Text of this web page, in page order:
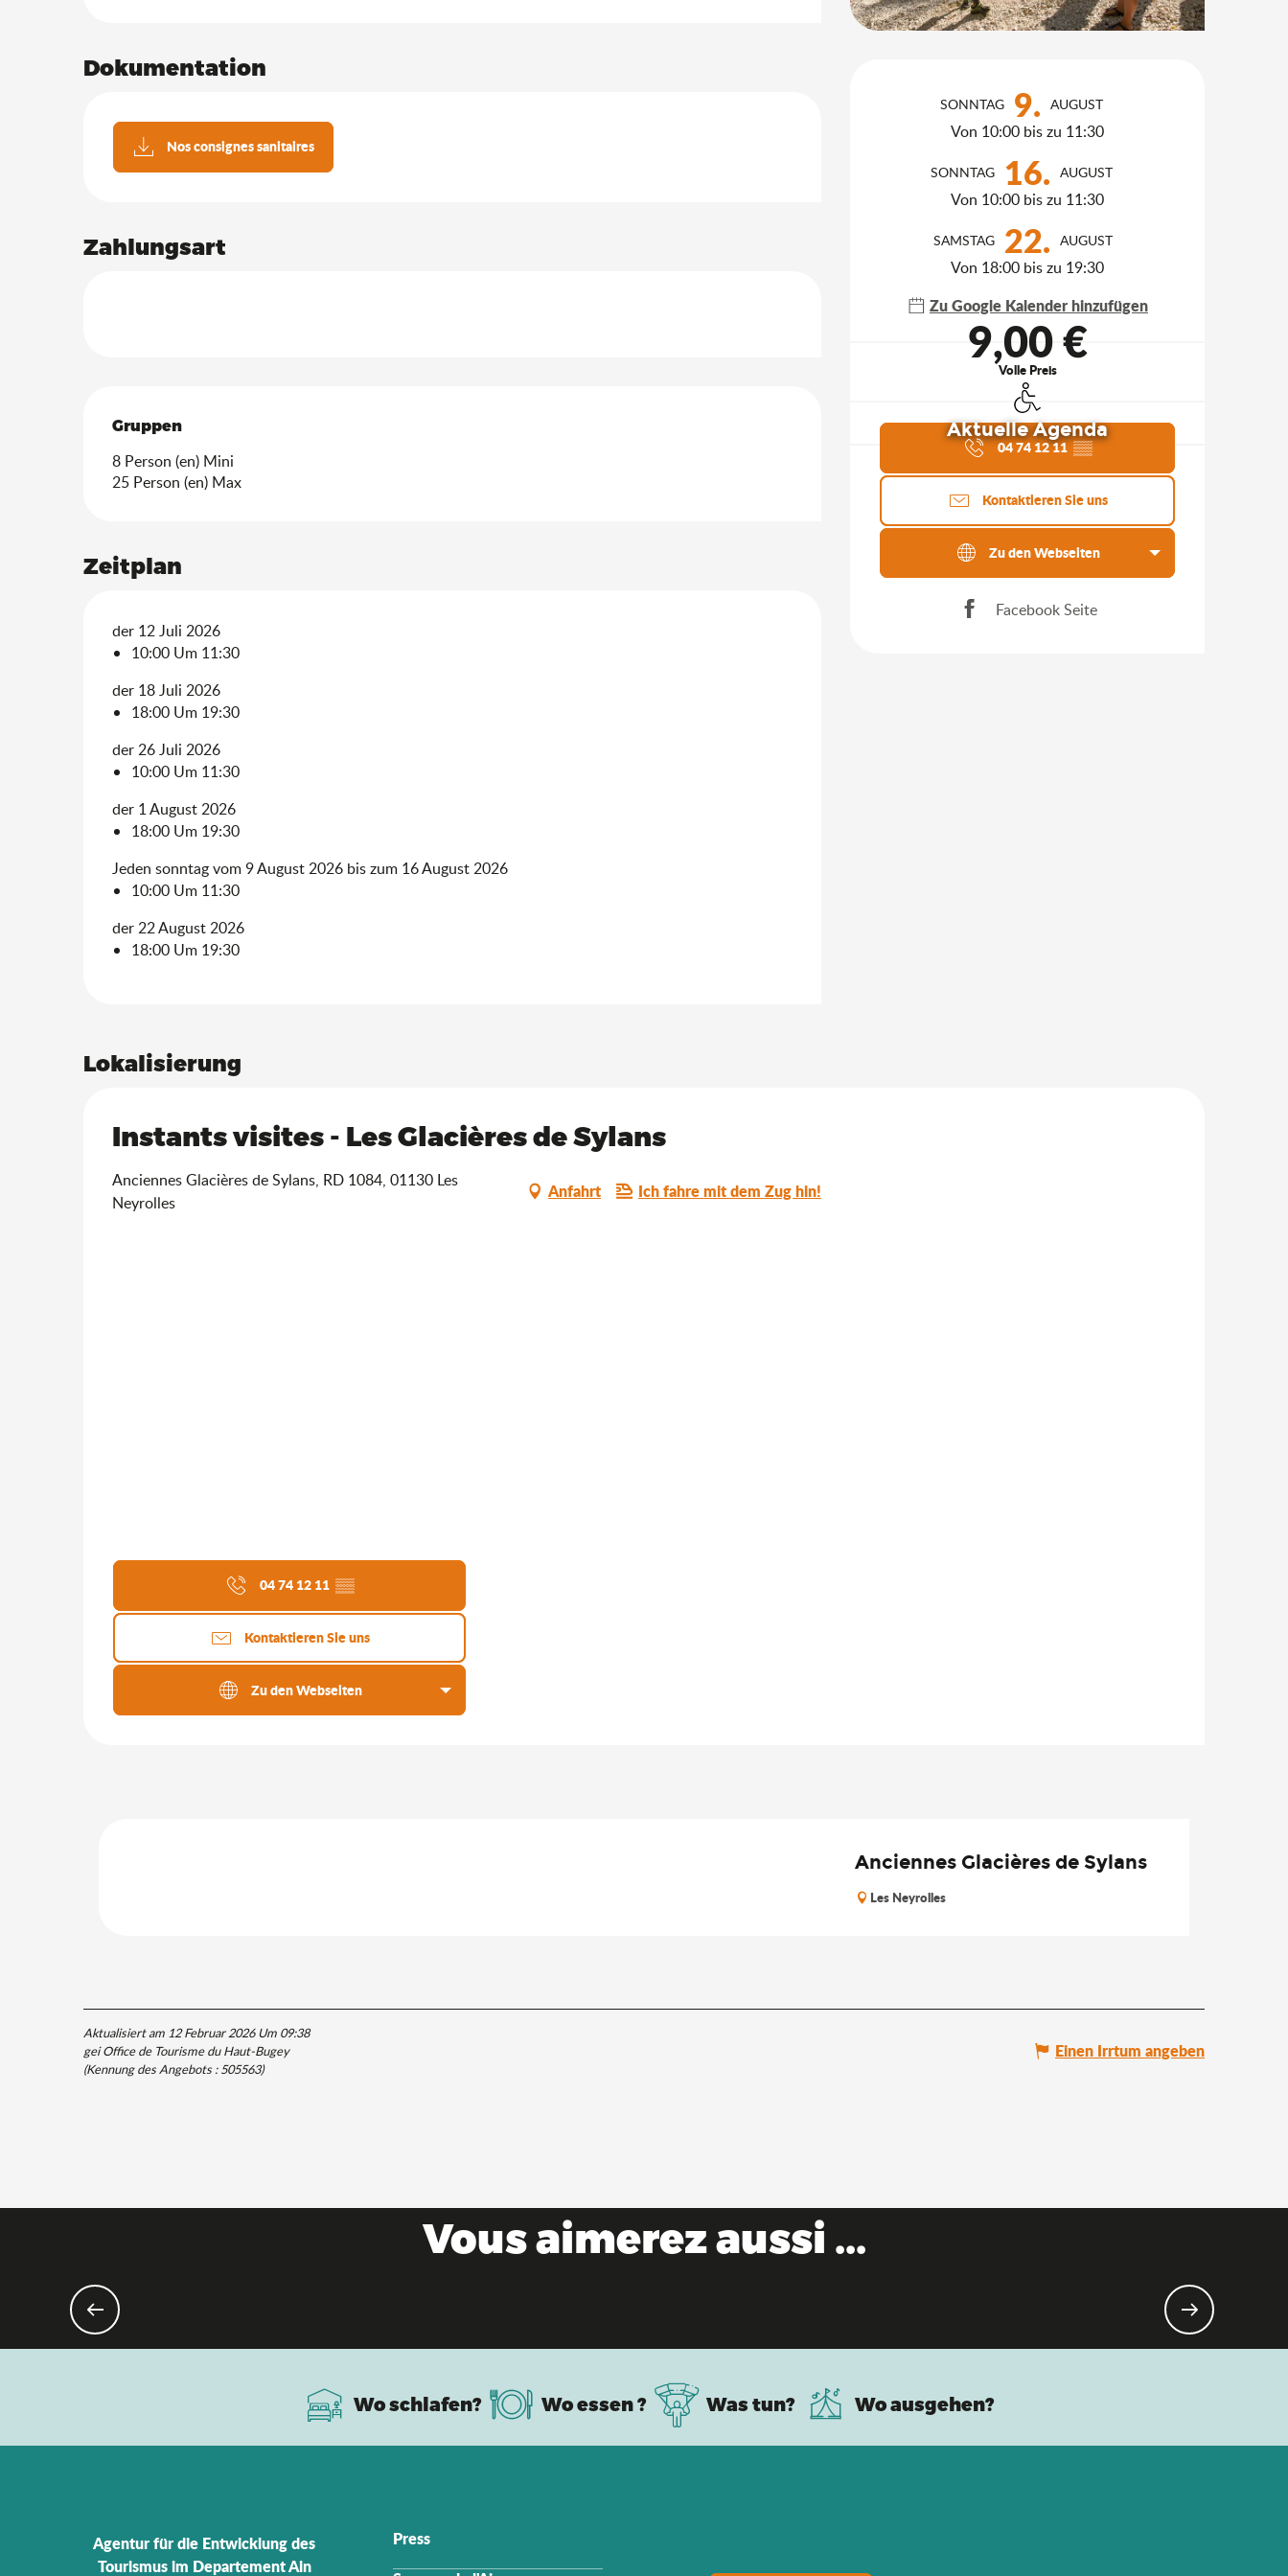
SONNTAG 9. AUGUST
Von 10:00 bis zu 11:30
SONNTAG 16. AUGUST
Von 10:00 bis zu 11:30
SAMSTAG 22. AUGUST
Von 18:00 bis zu 19:30
Zu Google Kalender hinzufügen
9,00 €
Volle Preis
Zugang für Behinderte
Aktuelle Agenda
04 74 12 11▒▒
Kontaktieren Sie uns
Zu den Webseiten
Facebook Seite
Dokumentation
Nos consignes sanitaires
Zahlungsart
Gruppen
Gruppen
8 Person (en) Mini
25 Person (en) Max
Zeitplan
der 12 Juli 2026
10:00 Um 11:30
der 18 Juli 2026
18:00 Um 19:30
der 26 Juli 2026
10:00 Um 11:30
der 1 August 2026
18:00 Um 19:30
Jeden sonntag vom 9 August 2026 bis zum 16 August 2026
10:00 Um 11:30
der 22 August 2026
18:00 Um 19:30
Lokalisierung
Instants visites - Les Glacières de Sylans
Anciennes Glacières de Sylans, RD 1084, 01130 Les
Neyrolles
Anfahrt Ich fahre mit dem Zug hin!
04 74 12 11 ▒▒
Kontaktieren Sie uns
Zu den Webseiten
Anciennes Glacières de Sylans
Les Neyrolles
Aktualisiert am 12 Februar 2026 Um 09:38
gei Office de Tourisme du Haut-Bugey
(Kennung des Angebots :505563)
Einen Irrtum angeben
Vous aimerez aussi ...
Wo schlafen? Wo essen ? Was tun? Wo ausgehen?
Agentur für die Entwicklung des
Tourismus im Departement Ain
Press